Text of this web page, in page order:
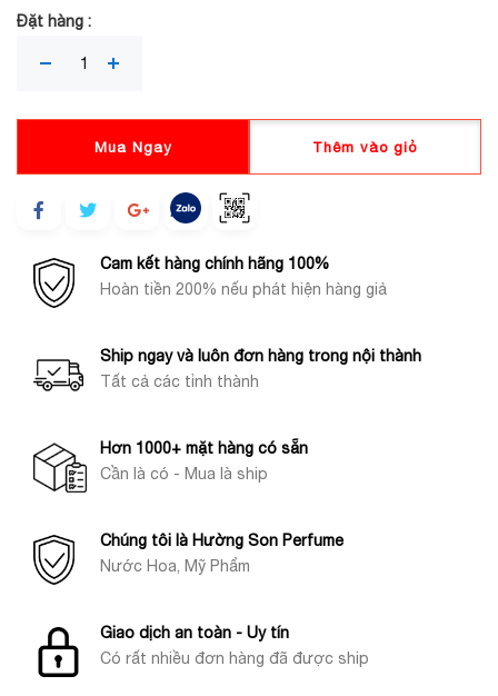
Đặt hàng :
Mua Ngay Thêm vào giỏ
Cam kết hàng chính hãng 100%
Hoàn tiền 200% nếu phát hiện hàng giả
Ship ngay và luôn đơn hàng trong nội thành
Tất cả các tỉnh thành
Hơn 1000+ mặt hàng có sẵn
Cần là có - Mua là ship
Chúng tôi là Hường Son Perfume
Nước Hoa, Mỹ Phẩm
Giao dịch an toàn - Uy tín
Có rất nhiều đơn hàng đã được ship